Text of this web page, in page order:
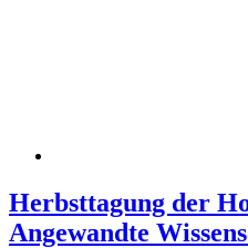
Herbsttagung der
Angewandte